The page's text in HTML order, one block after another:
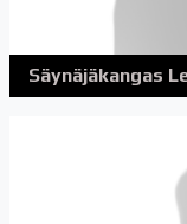
Säynäjäkangas